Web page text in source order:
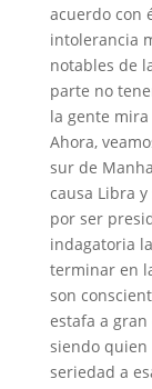
acuerdo con
intolerancia
notables de
parte no
la gente
Ahora,
sur de
causa Libra
por ser
indagatoria
terminar en
son
estafa a gran
siendo
seriedad a